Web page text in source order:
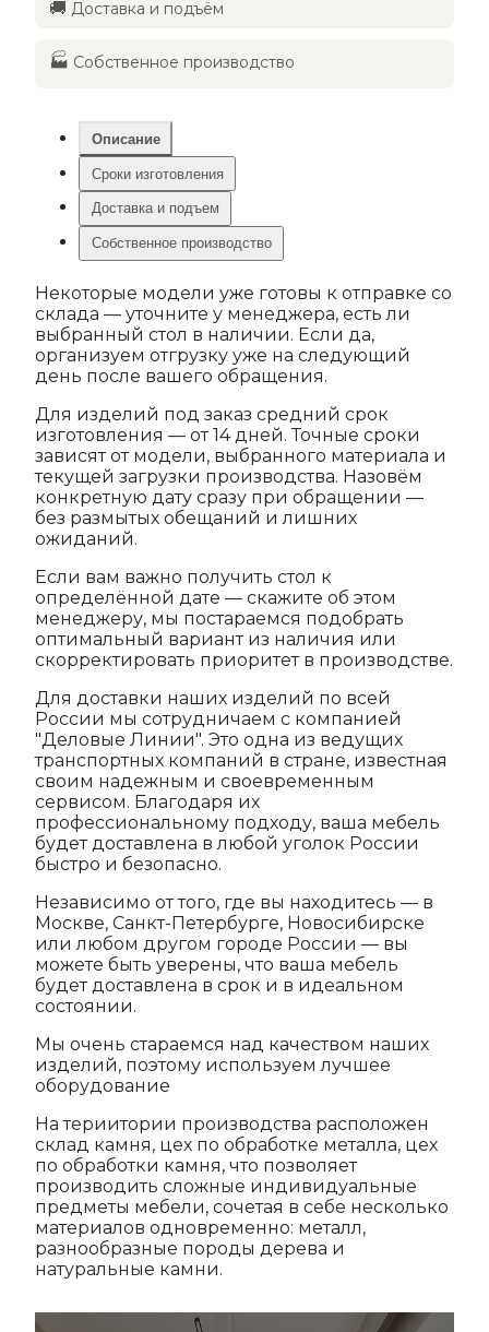
🚚 Доставка и подъём
🏭 Собственное производство
Описание
Сроки изготовления
Доставка и подъем
Собственное производство
Некоторые модели уже готовы к отправке со
склада — уточните у менеджера, есть ли
выбранный стол в наличии. Если да,
организуем отгрузку уже на следующий
день после вашего обращения.
Для изделий под заказ средний срок
изготовления — от 14 дней. Точные сроки
зависят от модели, выбранного материала и
текущей загрузки производства. Назовём
конкретную дату сразу при обращении —
без размытых обещаний и лишних
ожиданий.
Если вам важно получить стол к
определённой дате — скажите об этом
менеджеру, мы постараемся подобрать
оптимальный вариант из наличия или
скорректировать приоритет в производстве.
Для доставки наших изделий по всей
России мы сотрудничаем с компанией
"Деловые Линии". Это одна из ведущих
транспортных компаний в стране, известная
своим надежным и своевременным
сервисом. Благодаря их
профессиональному подходу, ваша мебель
будет доставлена в любой уголок России
быстро и безопасно.
Независимо от того, где вы находитесь — в
Москве, Санкт-Петербурге, Новосибирске
или любом другом городе России — вы
можете быть уверены, что ваша мебель
будет доставлена в срок и в идеальном
состоянии.
Мы очень стараемся над качеством наших
изделий, поэтому используем лучшее
оборудование
На териитории производства расположен
склад камня, цех по обработке металла, цех
по обработки камня, что позволяет
производить сложные индивидуальные
предметы мебели, сочетая в себе несколько
материалов одновременно: металл,
разнообразные породы дерева и
натуральные камни.